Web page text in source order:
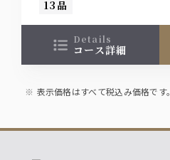
13品
details
コース詳細
表示価格はすべて税込み価格です。